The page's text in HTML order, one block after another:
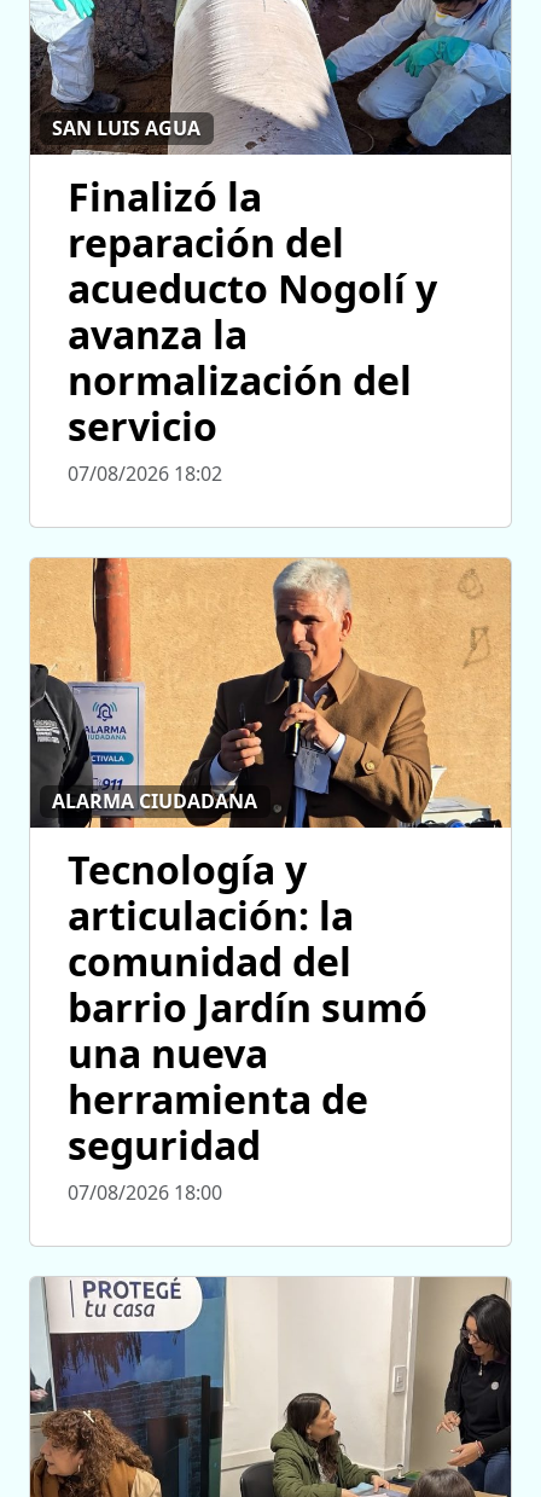
SAN LUIS AGUA
Finalizó la
reparación del
acueducto Nogolí y
avanza la
normalización del
servicio
07/08/2026 18:02
ALARMA CIUDADANA
Tecnología y
articulación: la
comunidad del
barrio Jardín sumó
una nueva
herramienta de
seguridad
07/08/2026 18:00